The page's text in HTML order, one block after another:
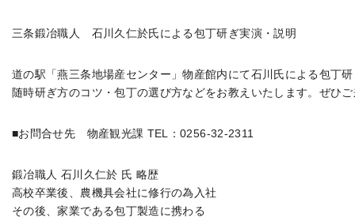
三条鍛冶職人 石川久仁於氏による包丁研ぎ実演・説明
道の駅「燕三条地場産センター」物産館内にて石川氏による包丁
随時研ぎ方のコツ・包丁の選び方などをお教えいたします。ぜひ
■お問合せ先 物産観光課 TEL：0256-32-2311
鍛冶職人 石川久仁於 氏 略歴
高校卒業後、農機具会社に修行の為入社
その後、家業である包丁製造に携わる